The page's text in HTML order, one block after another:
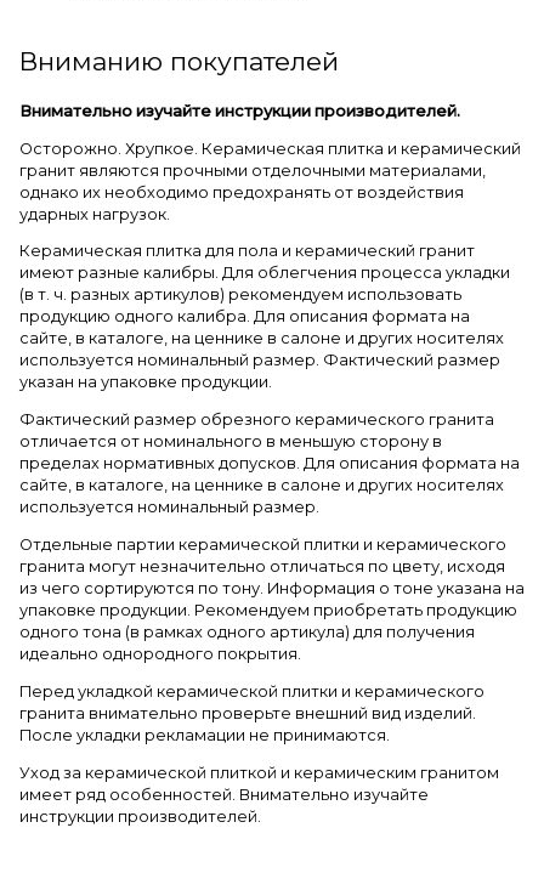
Вниманию покупателей
Внимательно изучайте инструкции производителей.
Осторожно. Хрупкое. Керамическая плитка и керамический
гранит являются прочными отделочными материалами,
однако их необходимо предохранять от воздействия
ударных нагрузок.
Керамическая плитка для пола и керамический гранит
имеют разные калибры. Для облегчения процесса укладки
(в т. ч. разных артикулов) рекомендуем использовать
продукцию одного калибра. Для описания формата на
сайте, в каталоге, на ценнике в салоне и других носителях
используется номинальный размер. Фактический размер
указан на упаковке продукции.
Фактический размер обрезного керамического гранита
отличается от номинального в меньшую сторону в
пределах нормативных допусков. Для описания формата на
сайте, в каталоге, на ценнике в салоне и других носителях
используется номинальный размер.
Отдельные партии керамической плитки и керамического
гранита могут незначительно отличаться по цвету, исходя
из чего сортируются по тону. Информация о тоне указана на
упаковке продукции. Рекомендуем приобретать продукцию
одного тона (в рамках одного артикула) для получения
идеально однородного покрытия.
Перед укладкой керамической плитки и керамического
гранита внимательно проверьте внешний вид изделий.
После укладки рекламации не принимаются.
Уход за керамической плиткой и керамическим гранитом
имеет ряд особенностей. Внимательно изучайте
инструкции производителей.